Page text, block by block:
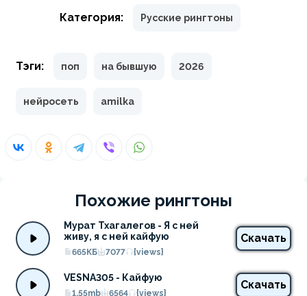
Категория: Русские рингтоны
Тэги: поп на бывшую 2026
нейросеть amilka
Похожие рингтоны
Мурат Тхагалегов - Я с ней
живу, я с ней кайфую
665КБ 7077 {views}
Скачать
VESNA305 - Кайфую
1,55mb 6564 {views}
Скачать